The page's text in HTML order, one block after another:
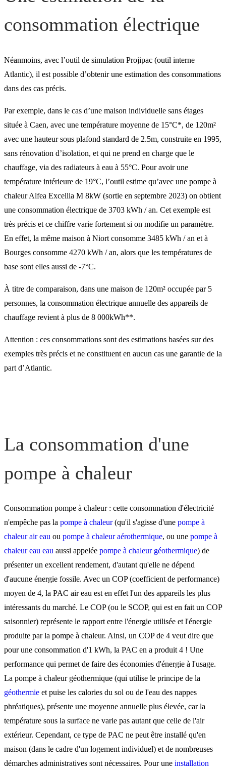
consommation électrique
Néanmoins, avec l’outil de simulation Projipac (outil interne
Atlantic), il est possible d’obtenir une estimation des consommations
dans des cas précis.
Par exemple, dans le cas d’une maison individuelle sans étages
située à Caen, avec une température moyenne de 15°C*, de 120m²
avec une hauteur sous plafond standard de 2.5m, construite en 1995,
sans rénovation d’isolation, et qui ne prend en charge que le
chauffage, via des radiateurs à eau à 55°C. Pour avoir une
température intérieure de 19°C, l’outil estime qu’avec une pompe à
chaleur Alfea Excellia M 8kW (sortie en septembre 2023) on obtient
une consommation électrique de 3703 kWh / an. Cet exemple est
très précis et ce chiffre varie fortement si on modifie un paramètre.
En effet, la même maison à Niort consomme 3485 kWh / an et à
Bourges consomme 4270 kWh / an, alors que les températures de
base sont elles aussi de -7°C.
À titre de comparaison, dans une maison de 120m² occupée par 5
personnes, la consommation électrique annuelle des appareils de
chauffage revient à plus de 8 000kWh**.
Attention : ces consommations sont des estimations basées sur des
exemples très précis et ne constituent en aucun cas une garantie de la
part d’Atlantic.
La consommation d'une
pompe à chaleur
Consommation pompe à chaleur : cette consommation d'électricité
n'empêche pas la pompe à chaleur(qu'il s'agisse d'une pompe à
chaleur air eau ou pompe à chaleur aérothermique, ou une pompe à
chaleur eau eau aussi appelée pompe à chaleur géothermique) de
présenter un excellent rendement, d'autant qu'elle ne dépend
d'aucune énergie fossile. Avec un COP (coefficient de performance)
moyen de 4, la PAC air eau est en effet l'un des appareils les plus
intéressants du marché. Le COP (ou le SCOP, qui est en fait un COP
saisonnier) représente le rapport entre l'énergie utilisée et l'énergie
produite par la pompe à chaleur. Ainsi, un COP de 4 veut dire que
pour une consommation d'1 kWh, la PAC en a produit 4 ! Une
performance qui permet de faire des économies d'énergie à l'usage.
La pompe à chaleur géothermique (qui utilise le principe de la
géothermie et puise les calories du sol ou de l'eau des nappes
phréatiques), présente une moyenne annuelle plus élevée, car la
température sous la surface ne varie pas autant que celle de l'air
extérieur. Cependant, ce type de PAC ne peut être installé qu'en
maison (dans le cadre d'un logement individuel) et de nombreuses
démarches administratives sont nécessaires. Pour une installation